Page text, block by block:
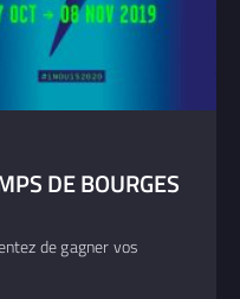
DE BOURGES
de gagner vos